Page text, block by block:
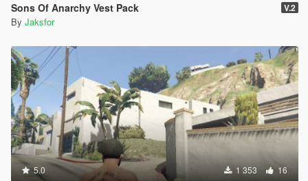
Sons Of Anarchy Vest Pack V.2
By Jaksfor
5.0 1 353 16